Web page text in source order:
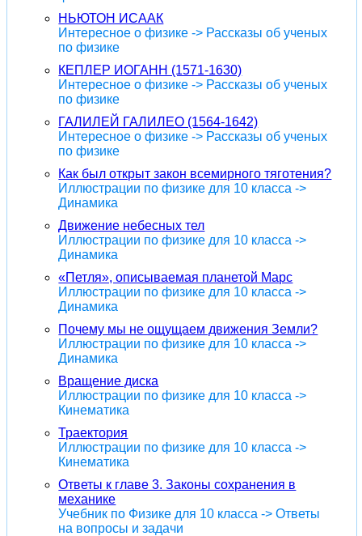
НЬЮТОН ИСААК
Интересное о физике -> Рассказы об ученых
по физике
КЕПЛЕР ИОГАНН (1571-1630)
Интересное о физике -> Рассказы об ученых
по физике
ГАЛИЛЕЙ ГАЛИЛЕО (1564-1642)
Интересное о физике -> Рассказы об ученых
по физике
Как был открыт закон всемирного тяготения?
Иллюстрации по физике для 10 класса ->
Динамика
Движение небесных тел
Иллюстрации по физике для 10 класса ->
Динамика
«Петля», описываемая планетой Марс
Иллюстрации по физике для 10 класса ->
Динамика
Почему мы не ощущаем движения Земли?
Иллюстрации по физике для 10 класса ->
Динамика
Вращение диска
Иллюстрации по физике для 10 класса ->
Кинематика
Траектория
Иллюстрации по физике для 10 класса ->
Кинематика
Ответы к главе 3. Законы сохранения в
механике
Учебник по Физике для 10 класса -> Ответы
на вопросы и задачи